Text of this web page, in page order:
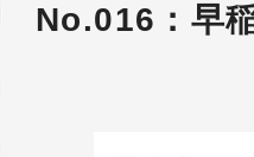
No.016：早